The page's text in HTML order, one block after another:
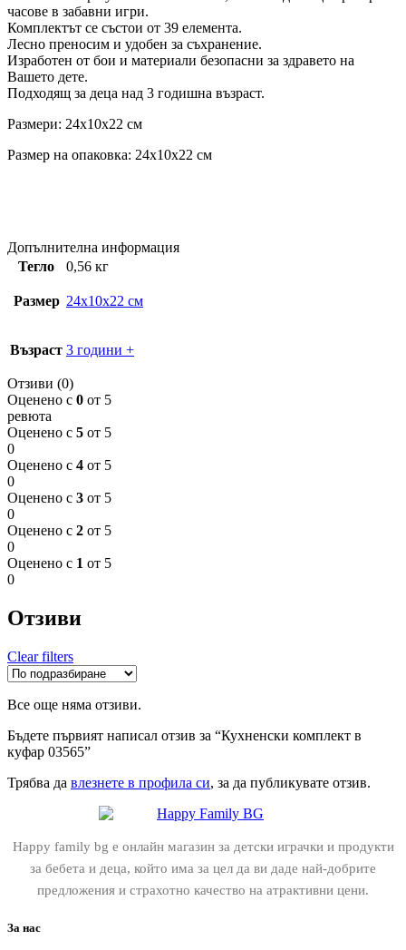
часове в забавни игри.
Комплектът се състои от 39 елемента.
Лесно преносим и удобен за съхранение.
Изработен от бои и материали безопасни за здравето на
Вашето дете.
Подходящ за деца над 3 годишна възраст.
Размери: 24x10x22 см
Размер на опаковка: 24x10x22 см
Допълнителна информация
Тегло
0,56 кг
Размер 24x10x22 см
Възраст 3 години +
Отзиви (0)
Оценено с 0 от 5
ревюта
Оценено с 5 от 5
0
Оценено с 4 от 5
0
Оценено с 3 от 5
0
Оценено с 2 от 5
0
Оценено с 1 от 5
0
Отзиви
Clear filters
Все още няма отзиви.
Бъдете първият написал отзив за “Кухненски комплект в
куфар 03565”
Трябва да влезнете в профила си, за да публикувате отзив.
Happy family bg е онлайн магазин за детски играчки и продукти
за бебета и деца, който има за цел да ви даде най-добрите
предложения и страхотно качество на атрактивни цени.
За нас